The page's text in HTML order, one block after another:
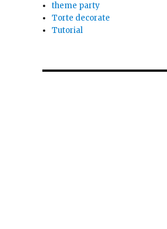
theme party
Torte decorate
Tutorial